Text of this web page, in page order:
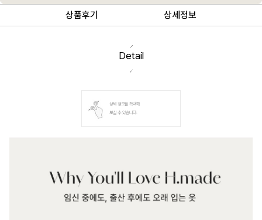
상품후기 상세정보
Detail
상세 정보를 확대해
보실 수 있습니다.